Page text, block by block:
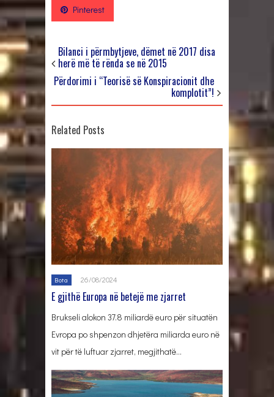
Pinterest
Bilanci i përmbytjeve, dëmet në 2017 disa
herë më të rënda se në 2015
Përdorimi i “Teorisë së Konspiracionit dhe
komplotit”!
Related Posts
Bota 26/08/2024
E gjithë Europa në betejë me zjarret
Brukseli alokon 37.8 miliardë euro për situatën
Evropa po shpenzon dhjetëra miliarda euro në
vit për të luftuar zjarret, megjithatë…